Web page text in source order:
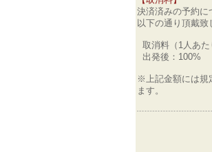
決済済みの予約に
以下の通り頂戴致
取消料（1人あ
出発後：100%
※上記金額には規
ます。